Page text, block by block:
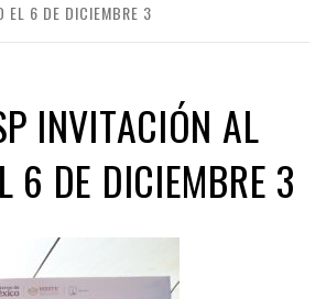
EL 6 DE DICIEMBRE 3
INVITACIÓN AL
6 DE DICIEMBRE 3